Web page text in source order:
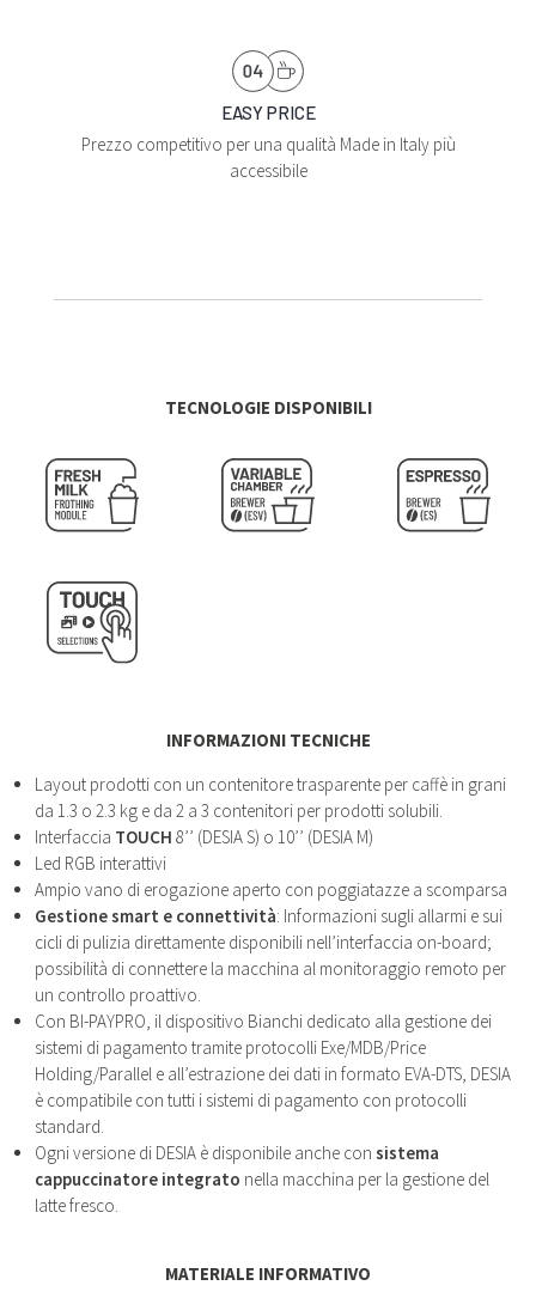
EASY PRICE
Prezzo competitivo per una qualità Made in Italy più
accessibile
TECNOLOGIE DISPONIBILI
INFORMAZIONI TECNICHE
Layout prodotti con un contenitore trasparente per caffè in grani
da 1.3 o 2.3 kg e da 2 a 3 contenitori per prodotti solubili.
Interfaccia TOUCH 8’’ (DESIA S) o 10’’ (DESIA M)
Led RGB interattivi
Ampio vano di erogazione aperto con poggiatazze a scomparsa
Gestione smart e connettività: Informazioni sugli allarmi e sui
cicli di pulizia direttamente disponibili nell’interfaccia on-board;
possibilità di connettere la macchina al monitoraggio remoto per
un controllo proattivo.
Con BI-PAYPRO, il dispositivo Bianchi dedicato alla gestione dei
sistemi di pagamento tramite protocolli Exe/MDB/Price
Holding/Parallel e all’estrazione dei dati in formato EVA-DTS, DESIA
è compatibile con tutti i sistemi di pagamento con protocolli
standard.
Ogni versione di DESIA è disponibile anche con sistema
cappuccinatore integrato nella macchina per la gestione del
latte fresco.
MATERIALE INFORMATIVO